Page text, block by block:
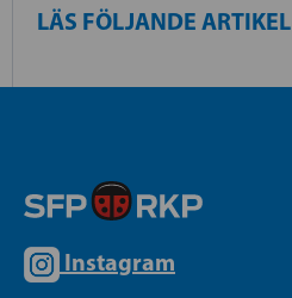
LÄS FÖLJANDE ARTIKEL
Instagram